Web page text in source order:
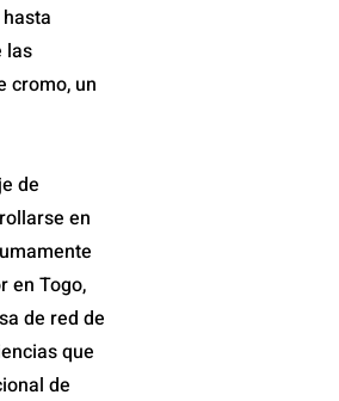
las
cromo, un
de
en
en Togo,
de red de
que
de